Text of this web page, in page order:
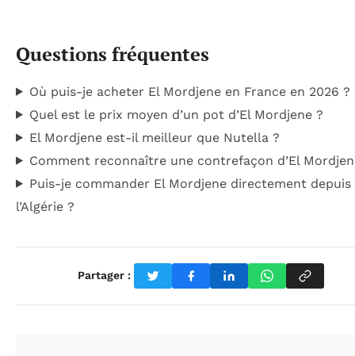
Questions fréquentes
Où puis-je acheter El Mordjene en France en 2026 ?
Quel est le prix moyen d’un pot d’El Mordjene ?
El Mordjene est-il meilleur que Nutella ?
Comment reconnaître une contrefaçon d’El
Puis-je commander El Mordjene directement depuis
l’Algérie ?
Partager :